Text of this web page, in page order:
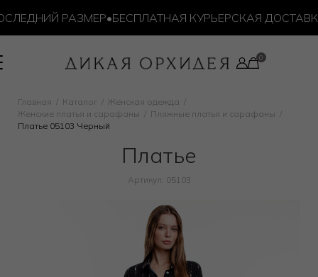
РАЗМЕР•БЕСПЛАТНАЯ КУРЬЕРСКАЯ ДОСТАВКА
Главная Каталог
Женская одежда
Женские платья и сарафаны
Пляжные платья и сарафаны
Платье 05103 Черный
Платье
Артикул: 05103